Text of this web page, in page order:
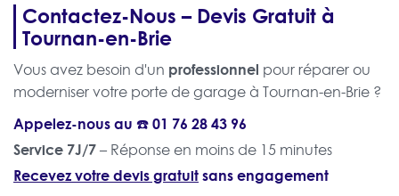
Contactez-Nous – Devis Gratuit à
Tournan-en-Brie
Vous avez besoin d'un professionnel pour réparer ou
moderniser votre porte de garage à Tournan-en-Brie ?
Appelez-nous au ☎️01 76 28 43 96
Service 7J/7– Réponse en moins de 15 minutes
Recevez votre devis gratuitsans engagement